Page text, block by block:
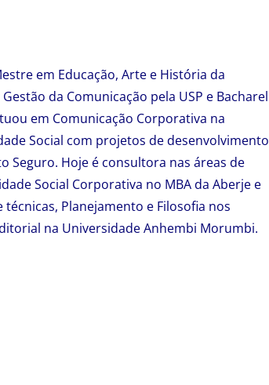
em Educação, Arte e História da
da Comunicação pela USP e Bacharel
em Comunicação Corporativa na
Social com projetos de desenvolvimento
Seguro. Hoje é consultora nas áreas de
Social Corporativa no MBA da Aberje e
técnicas, Planejamento e Filosofia nos
na Universidade Anhembi Morumbi.